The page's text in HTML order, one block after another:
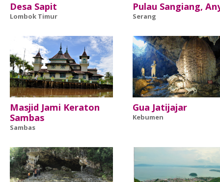
Desa Sapit
Lombok Timur
Pulau Sangiang,
Serang
Masjid Jami Keraton
Sambas
Sambas
Gua Jatijajar
Kebumen